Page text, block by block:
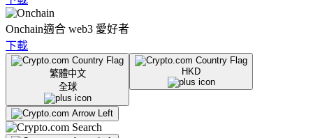
Onchain適合 web3 愛好者
下載
繁體中文
全球
HKD